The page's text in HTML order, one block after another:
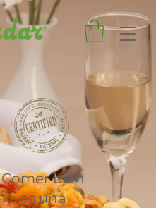
Comer bien
es una